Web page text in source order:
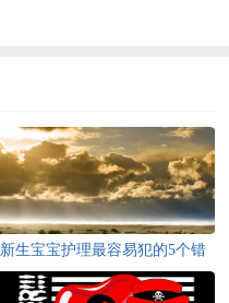
新生宝宝护理最容易犯的5个错
误